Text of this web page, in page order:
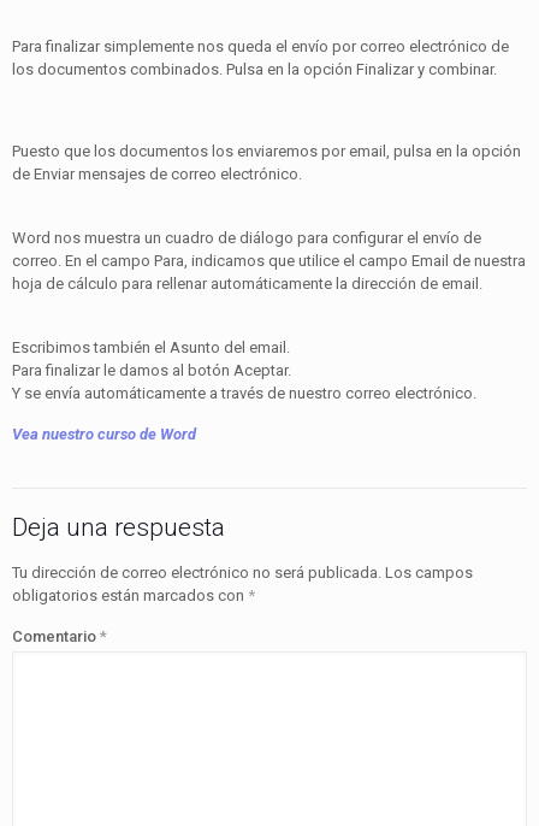
Para finalizar simplemente nos queda el envío por correo electrónico de
los documentos combinados. Pulsa en la opción Finalizar y combinar.
Puesto que los documentos los enviaremos por email, pulsa en la opción
de Enviar mensajes de correo electrónico.
Word nos muestra un cuadro de diálogo para configurar el envío de
correo. En el campo Para, indicamos que utilice el campo Email de nuestra
hoja de cálculo para rellenar automáticamente la dirección de email.
Escribimos también el Asunto del email.
Para finalizar le damos al botón Aceptar.
Y se envía automáticamente a través de nuestro correo electrónico.
Vea nuestro curso de Word
Deja una respuesta
Tu dirección de correo electrónico no será publicada. Los campos
obligatorios están marcados con *
Comentario *